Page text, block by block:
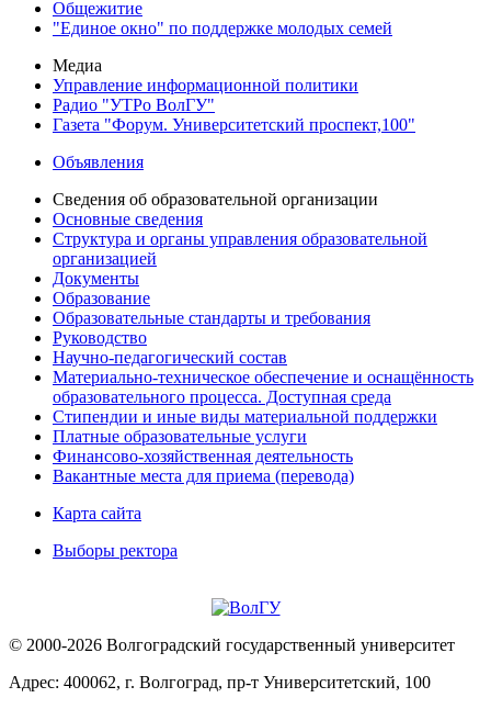
Общежитие
"Единое окно" по поддержке молодых семей
Медиа
Управление информационной политики
Радио "УТРо ВолГУ"
Газета "Форум. Университетский проспект,100"
Объявления
Сведения об образовательной организации
Основные сведения
Структура и органы управления образовательной
организацией
Документы
Образование
Образовательные стандарты и требования
Руководство
Научно-педагогический состав
Материально-техническое обеспечение и оснащённость
образовательного процесса. Доступная среда
Стипендии и иные виды материальной поддержки
Платные образовательные услуги
Финансово-хозяйственная деятельность
Вакантные места для приема (перевода)
Карта сайта
Выборы ректора
© 2000-2026 Волгоградский государственный университет
Адрес: 400062, г. Волгоград, пр-т Университетский, 100